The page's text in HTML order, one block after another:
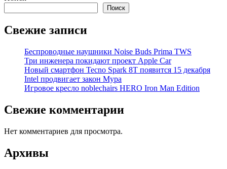
Поиск
Свежие записи
Беспроводные наушники Noise Buds Prima TWS
Три инженера покидают проект Apple Car
Новый смартфон Tecno Spark 8T появится 15 декабря
Intel продвигает закон Мура
Игровое кресло noblechairs HERO Iron Man Edition
Свежие комментарии
Нет комментариев для просмотра.
Архивы